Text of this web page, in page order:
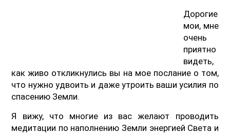
Дорогие
мои, мне
очень
приятно
видеть,
как живо откликнулись вы на мое послание о том,
что нужно удвоить и даже утроить ваши усилия по
спасению Земли.
Я вижу, что многие из вас желают проводить
медитации по наполнению Земли энергией Света и